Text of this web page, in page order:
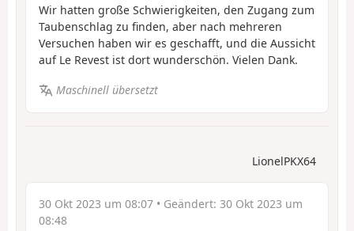
Wir hatten große Schwierigkeiten, den Zugang zum
Taubenschlag zu finden, aber nach mehreren
Versuchen haben wir es geschafft, und die Aussicht
auf Le Revest ist dort wunderschön. Vielen Dank.
Maschinell übersetzt
LionelPKX64
30 Okt 2023 um 08:07 • Geändert: 30 Okt 2023 um
08:48